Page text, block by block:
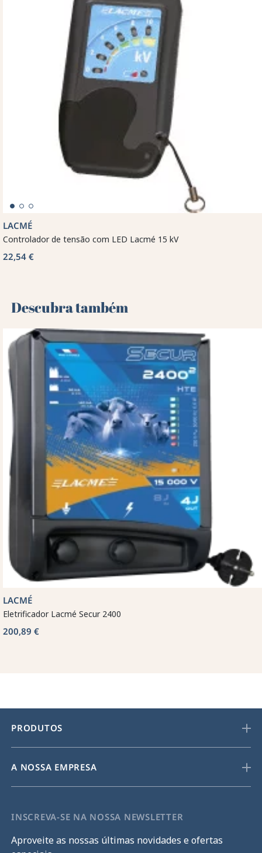
LACMÉ
Controlador de tensão com LED Lacmé 15 kV
22,54 €
Descubra também 🌻
LACMÉ
Eletrificador Lacmé Secur 2400
200,89 €
PRODUTOS
A NOSSA EMPRESA
INSCREVA-SE NA NOSSA NEWSLETTER
Aproveite as nossas últimas novidades e ofertas